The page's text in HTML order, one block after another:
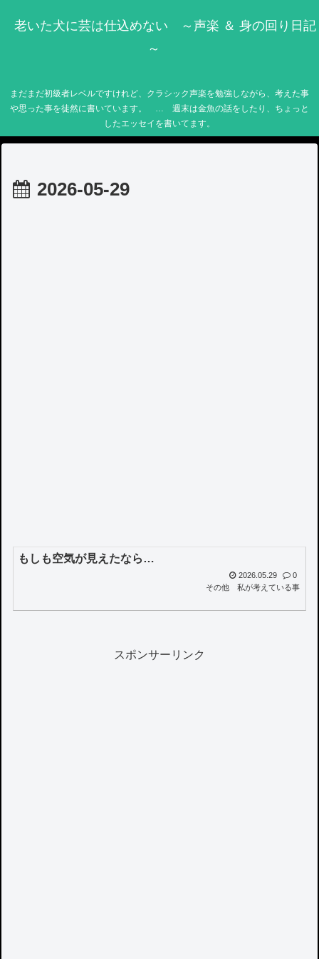
老いた犬に芸は仕込めない ～声楽 ＆ 身の回り日記
～
まだまだ初級者レベルですけれど、クラシック声楽を勉強しながら、考えた事
や思った事を徒然に書いています。 … 週末は金魚の話をしたり、ちょっと
したエッセイを書いてます。
2026-05-29
もしも空気が見えたなら…
2026.05.29
0
その他
私が考えている事
スポンサーリンク